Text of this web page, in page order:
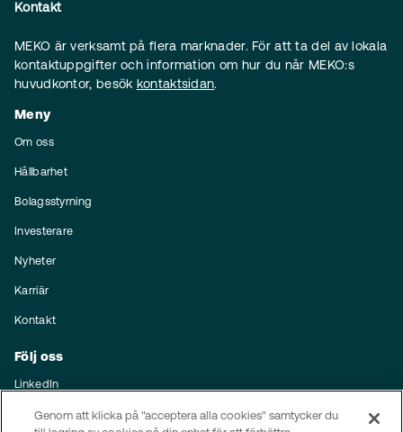
Kontakt
MEKO är verksamt på flera marknader. För att ta del av lokala
kontaktuppgifter och information om hur du når MEKO:s
huvudkontor, besök kontaktsidan.
Meny
Om oss
Hållbarhet
Bolagsstyrning
Investerare
Nyheter
Karriär
Kontakt
Följ oss
LinkedIn
Prenumerera på nyheter
Genom att klicka på "acceptera alla cookies" samtycker du